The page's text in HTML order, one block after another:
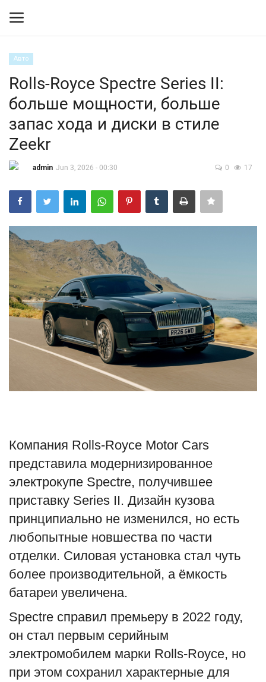
Контакты
Правила размещения
Политика
Экономика
Технологии
Спорт
Туризм
Недвижимость
Авто
Шоу-бизнес
В мире
Россия
Язык
English Русский
Авто
Rolls-Royce Spectre Series II:
больше мощности, больше
запас хода и диски в стиле
Zeekr
admin Jun 3, 2026 - 00:30 0 17
Компания Rolls-Royce Motor Cars
представила модернизированное
электрокупе Spectre, получившее
приставку Series II. Дизайн кузова
принципиально не изменился, но есть
любопытные новшества по части
отделки. Силовая установка стал чуть
более производительной, а ёмкость
батареи увеличена.
Spectre справил премьеру в 2022 году,
он стал первым серийным
электромобилем марки Rolls-Royce, но
при этом сохранил характерные для